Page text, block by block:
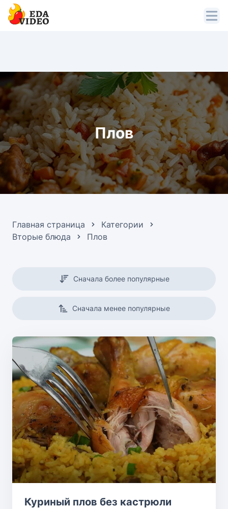
Плов
Главная страница
Категории
Вторые блюда
Плов
Сначала более популярные
Сначала менее популярные
Куриный плов без кастрюли